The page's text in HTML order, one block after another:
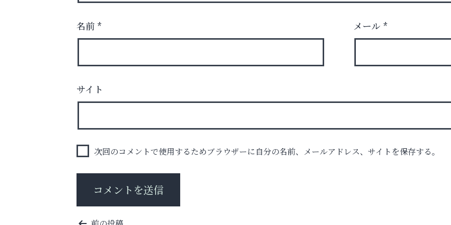
学び方が変われば、成績は変わる。
名前 * メール *
サイト
次回のコメントで使用するためブラウザーに自分の名前、メールアドレス、サイトを保存する。